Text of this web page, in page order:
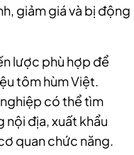
giảm giá và bị động
lược phù hợp để
tôm hùm Việt.
có thể tìm
địa, xuất khẩu
quan chức năng.